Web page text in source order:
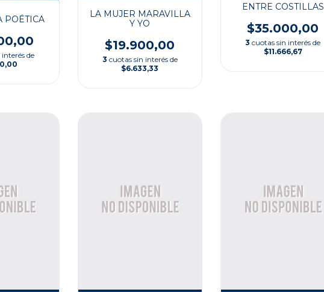
POÉTICA
de
LA MUJER MARAVILLA
Y YO
$19.900,00
3 cuotas sin interés de
$6.633,33
ENTRE COSTILLAS
$35.000,00
3 cuotas sin interés de
$11.666,67